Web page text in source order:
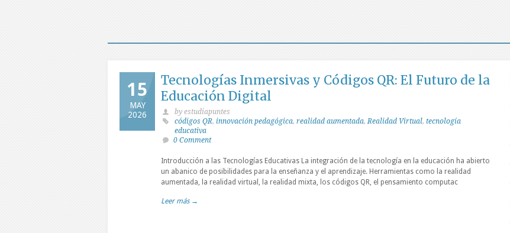
15
MAY
2026
Tecnologías Inmersivas y Códigos QR: El Futuro de la
Educación Digital
by estudiapuntes
códigos QR, innovación pedagógica, realidad aumentada,Realidad Virtual, tecnología
educativa
0 Comment
Introducción a las Tecnologías Educativas La integración de la tecnología en la educación ha abierto
un abanico de posibilidades para la enseñanza y el aprendizaje. Herramientas como la realidad
aumentada, la realidad virtual, la realidad mixta, los códigos QR, el pensamiento computac
Leer más →